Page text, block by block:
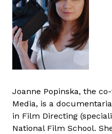
Joanne Popinska, the
Media, is a
in Film Directing
National Film School.